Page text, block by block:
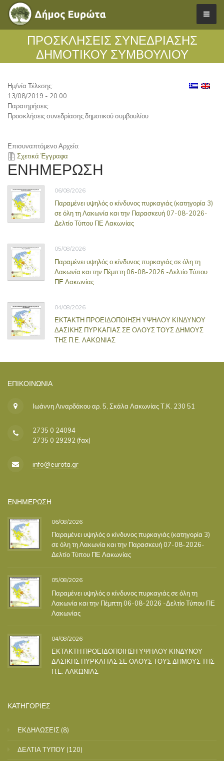
ΠΡΟΣΚΛΉΣΕΙΣ ΣΥΝΕΔΡΊΑΣΗΣ
ΔΗΜΟΤΙΚΟΎ ΣΥΜΒΟΥΛΊΟΥ
Ημ/νία Τέλεσης:
13/08/2019 - 20:00
Παρατηρήσεις:
Προσκλήσεις συνεδρίασης δημοτικού συμβουλίου
Επισυναπτόμενο Αρχείο:
Σχετικά Έγγραφα
ΕΝΗΜΕΡΩΣΗ
06/08/2026
Παραμένει υψηλός ο κίνδυνος πυρκαγιάς (κατηγορία 3)
σε όλη τη Λακωνία και την Παρασκευή 07-08-2026-
Δελτίο Τύπου ΠΕ Λακωνίας
05/08/2026
Παραμένει υψηλός ο κίνδυνος πυρκαγιάς σε όλη τη
Λακωνία και την Πέμπτη 06-08-2026 -Δελτίο Τύπου
ΠΕ Λακωνίας
04/08/2026
ΕΚΤΑΚΤΗ ΠΡΟΕΙΔΟΠΟΙΗΣΗ ΥΨΗΛΟΥ ΚΙΝΔΥΝΟΥ
ΔΑΣΙΚΗΣ ΠΥΡΚΑΓΙΑΣ ΣΕ ΟΛΟΥΣ ΤΟΥΣ ΔΗΜΟΥΣ
ΤΗΣ Π.Ε. ΛΑΚΩΝΙΑΣ
ΕΠΙΚΟΙΝΩΝΊΑ
Ιωάννη Λιναρδάκου αρ. 5, Σκάλα Λακωνίας Τ.Κ. 230 51
2735 0 24094
2735 0 29292 (fax)
info@eurota.gr
ΕΝΗΜΕΡΩΣΗ
06/08/2026
Παραμένει υψηλός ο κίνδυνος πυρκαγιάς (κατηγορία 3)
σε όλη τη Λακωνία και την Παρασκευή 07-08-2026-
Δελτίο Τύπου ΠΕ Λακωνίας
05/08/2026
Παραμένει υψηλός ο κίνδυνος πυρκαγιάς σε όλη τη
Λακωνία και την Πέμπτη 06-08-2026 -Δελτίο Τύπου ΠΕ
Λακωνίας
04/08/2026
ΕΚΤΑΚΤΗ ΠΡΟΕΙΔΟΠΟΙΗΣΗ ΥΨΗΛΟΥ ΚΙΝΔΥΝΟΥ
ΔΑΣΙΚΗΣ ΠΥΡΚΑΓΙΑΣ ΣΕ ΟΛΟΥΣ ΤΟΥΣ ΔΗΜΟΥΣ ΤΗΣ
Π.Ε. ΛΑΚΩΝΙΑΣ
ΚΑΤΗΓΟΡΙΕΣ
ΕΚΔΗΛΩΣΕΙΣ (8)
ΔΕΛΤΙΑ ΤΥΠΟΥ (120)